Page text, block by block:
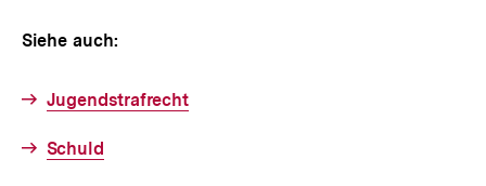
Siehe auch:
Jugendstrafrecht
Schuld